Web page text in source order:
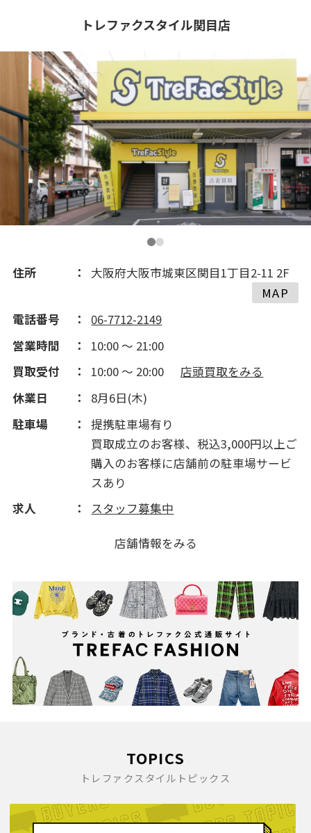
トレファクスタイル関目店
住所
大阪府大阪市城東区関目1丁目2-11 2F
MAP
電話番号
06-7712-2149
営業時間
10:00 ～ 21:00
買取受付
10:00 ～ 20:00
店頭買取をみる
休業日
8月6日(木)
駐車場
提携駐車場有り
買取成立のお客様、税込3,000円以上ご
購入のお客様に店舗前の駐車場サービ
スあり
求人
スタッフ募集中
店舗情報をみる
TOPICS
トレファクスタイルトピックス